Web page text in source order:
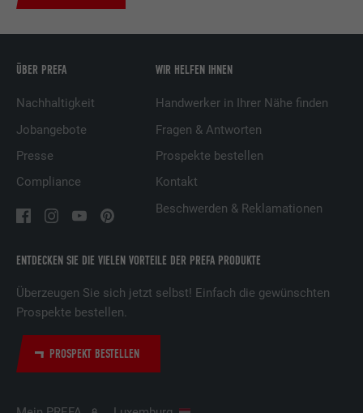
ENTDECKEN SIE DIE VIELEN VORTEILE DER PREFA PRODUKTE
Überzeugen Sie sich jetzt selbst! Einfach die gewünschten
Prospekte bestellen.
PROSPEKT BESTELLEN
ÜBER PREFA
Nachhaltigkeit
Jobangebote
Presse
Compliance
WIR HELFEN IHNEN
Handwerker in Ihrer Nähe finden
Fragen & Antworten
Prospekte bestellen
Kontakt
Beschwerden & Reklamationen
Verwendung von eingebetteten
Laufzeit
mehreren Webseiten zu verfolgen, um
präsentieren.
Name lidc
Anbieter LinkedIn